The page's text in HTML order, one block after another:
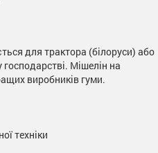
для трактора (білоруси) або
Мішелін на
виробників гуми.
техніки